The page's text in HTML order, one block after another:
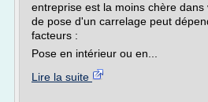
entreprise est la moins chère
de pose d'un carrelage peut
facteurs :
Pose en intérieur ou en...
Lire la suite